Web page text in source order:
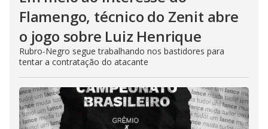
Flamengo, técnico do Zenit abre
o jogo sobre Luiz Henrique
Rubro-Negro segue trabalhando nos bastidores para
tentar a contratação do atacante